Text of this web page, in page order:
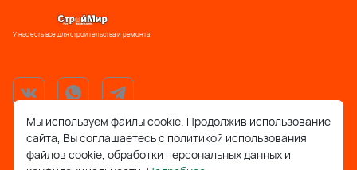
У нас есть все для строительства и ремонта!
support@stroymir48.ru
Мы используем файлы cookie. Продолжив использование
сайта, Вы соглашаетесь с политикой использования
файлов cookie, обработки персональных данных и